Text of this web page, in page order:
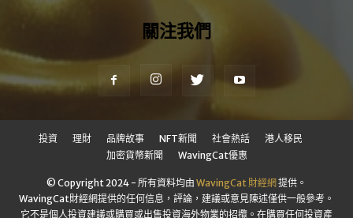
關注我們
投資 理財 品牌故事 NFT新聞 社會熱話
港人移民
加密貨幣新聞
WavingCat優惠
© Copyright 2024 - 所有資料均由 WavingCat 財經網提供。
WavingCat財經網提供的任何信息，評論，建議或意見陳述僅供一般參考。
它不是個人投資建議或購買或出售投資海外物業的招攬。在購買任何投資產